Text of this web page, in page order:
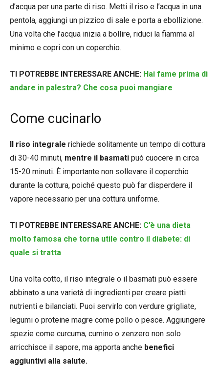
d’acqua per una parte di riso. Metti il riso e l’acqua in una
pentola, aggiungi un pizzico di sale e porta a ebollizione.
Una volta che l’acqua inizia a bollire, riduci la fiamma al
minimo e copri con un coperchio.
TI POTREBBE INTERESSARE ANCHE: Hai fame prima di
andare in palestra? Che cosa puoi mangiare
Come cucinarlo
Il riso integrale richiede solitamente un tempo di cottura
di 30-40 minuti, mentre il basmati può cuocere in circa
15-20 minuti. È importante non sollevare il coperchio
durante la cottura, poiché questo può far disperdere il
vapore necessario per una cottura uniforme.
TI POTREBBE INTERESSARE ANCHE: C’è una dieta
molto famosa che torna utile contro il diabete: di
quale si tratta
Una volta cotto, il riso integrale o il basmati può essere
abbinato a una varietà di ingredienti per creare piatti
nutrienti e bilanciati. Puoi servirlo con verdure grigliate,
legumi o proteine magre come pollo o pesce. Aggiungere
spezie come curcuma, cumino o zenzero non solo
arricchisce il sapore, ma apporta anche benefici
aggiuntivi alla salute.